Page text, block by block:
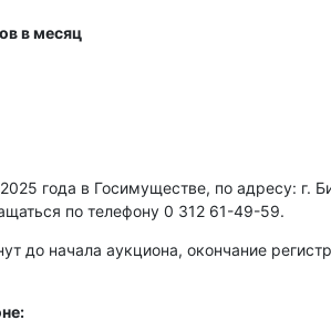
в месяц
года в Госимуществе, по адресу: г.
по телефону 0 312 61-49-59.
до начала аукциона, окончание